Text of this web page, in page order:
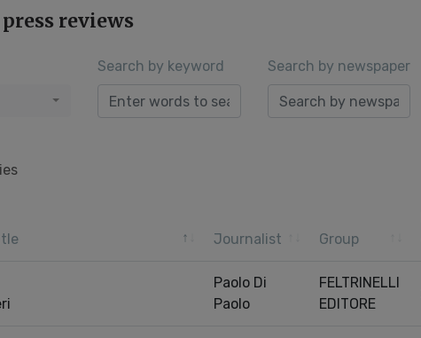
reviews
Search by keyword Search by newspaper
Journalist Group
Paolo Di
Paolo
FELTRINELLI
EDITORE